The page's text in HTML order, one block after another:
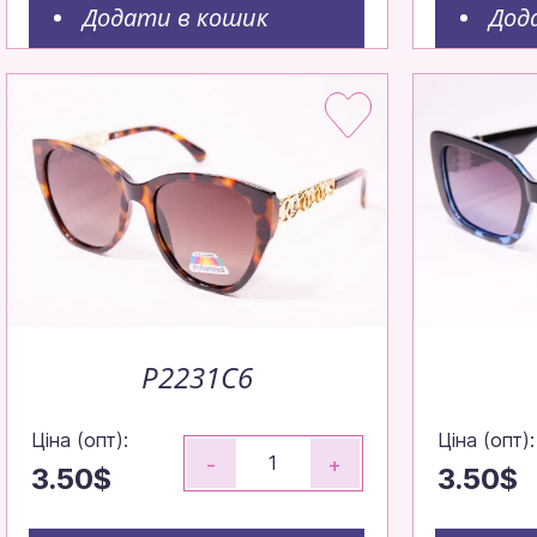
Додати в кошик
P2231C6
Ціна (опт):
3.50$ - +
Ціна (опт):
3.50$
Замовляйте
Щотижня —
Щотижневі